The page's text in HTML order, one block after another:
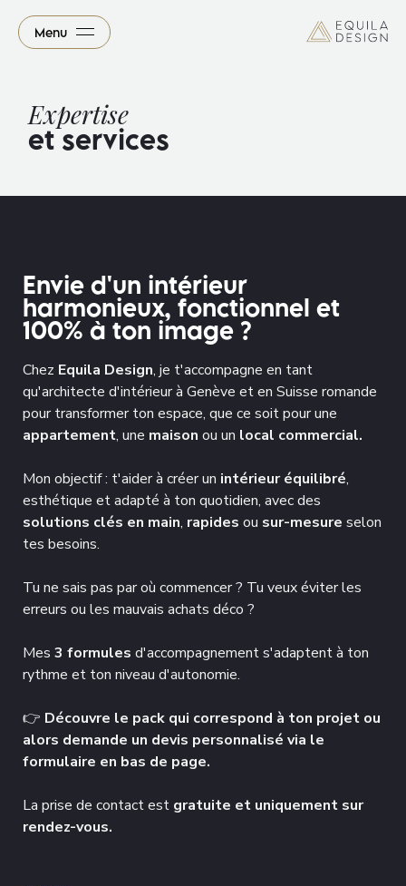
Menu
Expertise
et services
Envie d'un intérieur
harmonieux, fonctionnel et
100% à ton image ?
Chez Equila Design, je t'accompagne en tant
qu'architecte d'intérieur à Genève et en Suisse romande
pour transformer ton espace, que ce soit pour une
appartement, une maison ou un local commercial.
Mon objectif : t'aider à créer un intérieur équilibré,
esthétique et adapté à ton quotidien, avec des
solutions clés en main, rapides ou sur-mesure selon
tes besoins.
Tu ne sais pas par où commencer ? Tu veux éviter les
erreurs ou les mauvais achats déco ?
Mes 3 formules d'accompagnement s'adaptent à ton
rythme et ton niveau d'autonomie.
👉 Découvre le pack qui correspond à ton projet ou
alors demande un devis personnalisé via le
formulaire en bas de page.
La prise de contact est gratuite et uniquement sur
rendez-vous.